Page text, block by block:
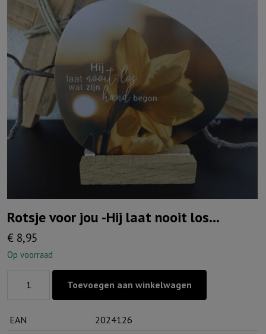
Rotsje voor jou -Hij laat nooit los…
€ 8,95
Op voorraad
Toevoegen aan winkelwagen
EAN 2024126